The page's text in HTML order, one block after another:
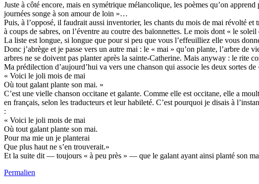
Juste à côté encore, mais en symétrique mélancolique, les poèmes qu’on
journées songe à son amour de loin »…
Puis, à l’opposé, il faudrait aussi inventorier, les chants du mois de mai révolté
à coups de sabres, on l’éventre au coutre des baïonnettes. Le mois dont « le
La liste est longue, si longue que pour si peu que vous l’effeuilliez elle vous
Donc j’abrège et je passe vers un autre mai : le « mai » qu’on plante, l’arbre
arbres ne se doivent pas planter après la sainte-Catherine. Mais anyway : le rite
Ma prédilection d’aujourd’hui va vers une chanson qui associe les deux sortes
« Voici le joli mois de mai
Où tout galant plante son mai. »
C’est une vielle chanson occitane et galante. Comme elle est occitane, elle a
en français, selon les traducteurs et leur habileté. C’est pourquoi je disais à
:
« Voici le joli mois de mai
Où tout galant plante son mai.
Pour ma mie un je planterai
Que plus haut ne s’en trouverait.»
Et la suite dit — toujours « à peu près » — que le galant ayant ainsi planté son
Permalien